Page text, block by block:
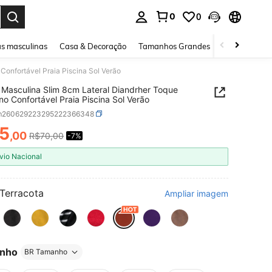
0 0
masculinas Casa & Decoração Tamanhos Grandes Joias e
Praia Piscina Sol Verão
Slim 8cm Lateral Diandrher Toque
Confortável Praia Piscina Sol Verão
AND AVAILABILITY
,00 R$70,00 -7%
Nacional
Terracota Ampliar imagem
BR Tamanho